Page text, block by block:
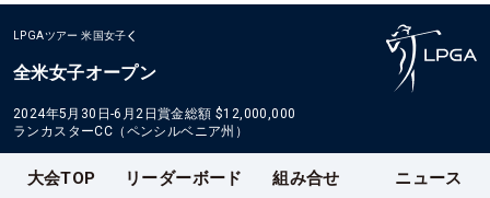
LPGAツアー 米国女子
全米女子オープン
2024年5月30日-6月2日賞金総額 $12,000,000
ランカスターCC（ペンシルベニア州）
大会TOP リーダーボード 組み合せ ニュース